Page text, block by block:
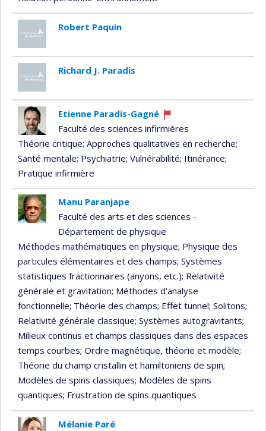
Robert Paquin
Richard J. Paradis
Etienne Paradis-Gagné
Ce
professeur
recrute
Faculté des sciences infirmières
Théorie critique; Approches qualitatives en recherche;
Santé mentale; Psychiatrie; Vulnérabilité; Itinérance;
Pratique infirmière
Manu Paranjape
Faculté des arts et des sciences -
Département de physique
Méthodes mathématiques en physique; Physique des
particules élémentaires et des champs; Systèmes
statistiques fractionnaires (anyons, etc.); Relativité
générale et gravitation; Méthodes d'analyse
fonctionnelle; Théorie des champs; Effet tunnel; Solitons;
Relativité générale classique; Systèmes autogravitants;
Milieux continus et champs classiques dans des espaces
temps courbes; Ordre magnétique, théorie et modèle;
Théorie du champ cristallin et hamiltoniens de spin;
Modèles de spins classiques; Modèles de spins
quantiques; Frustration de spins quantiques
Mélanie Paré